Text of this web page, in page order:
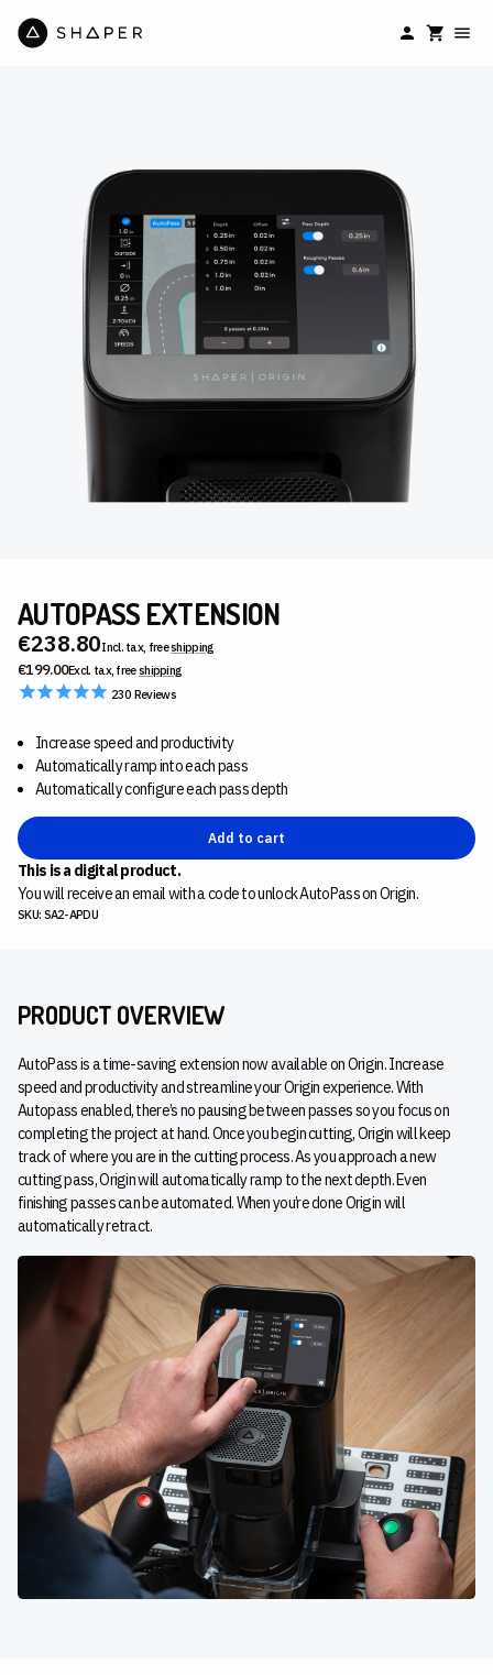
AUTOPASS EXTENSION
€238.80Incl. tax, freeshipping
€199.00Excl. tax, freeshipping
230 Reviews
Increase speed and productivity
Automatically ramp into each pass
Automatically configure each pass depth
Add to cart
This is a digital product.
You will receive an email with a code to unlock AutoPass on Origin.
SKU: SA2-APDU
PRODUCT OVERVIEW
AutoPass is a time-saving extension now available on Origin. Increase
speed and productivity and streamline your Origin experience. With
Autopass enabled, there’s no pausing between passes so you focus on
completing the project at hand. Once you begin cutting, Origin will keep
track of where you are in the cutting process. As you approach a new
cutting pass, Origin will automatically ramp to the next depth. Even
finishing passes can be automated. When you’re done Origin will
automatically retract.